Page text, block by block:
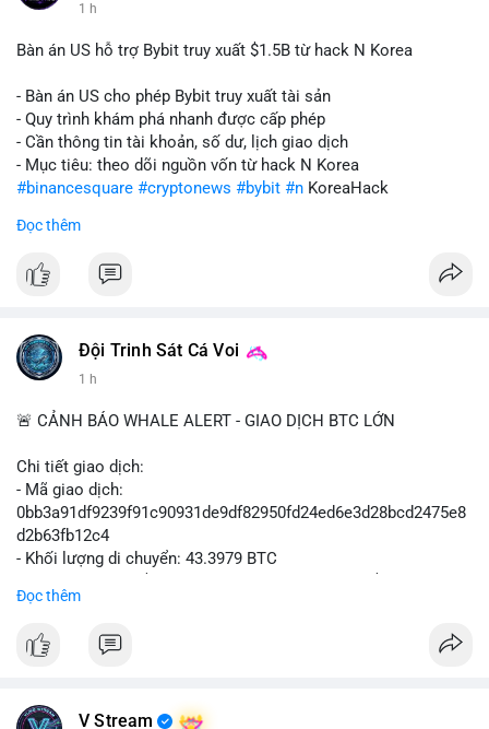
1 h
Bàn án US hỗ trợ Bybit truy xuất $1.5B từ hack N Korea
- Bàn án US cho phép Bybit truy xuất tài sản
- Quy trình khám phá nhanh được cấp phép
- Cần thông tin tài khoản, số dư, lịch giao dịch
- Mục tiêu: theo dõi nguồn vốn từ hack N Korea
#binancesquare #cryptonews #bybit #n KoreaHack
$btc $eth
#vlikevn #titanbot
Đọc thêm
Đội Trinh Sát Cá Voi
1 h
🚨 CẢNH BÁO WHALE ALERT - GIAO DỊCH BTC LỚN
Chi tiết giao dịch:
- Mã giao dịch:
0bb3a91df9239f91c90931de9df82950fd24ed6e3d28bcd2475e8
d2b63fb12c4
- Khối lượng di chuyển: 43.3979 BTC
USD)
- Thời gian: 04:18
số đủ lớn để tạo áp lực thanh khoản tức thời. Hành vi này có
Đọc thêm
V Stream